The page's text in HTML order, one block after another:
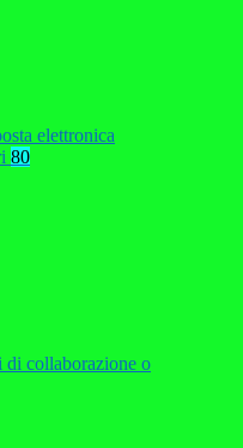
elettronica
80
collaborazione o